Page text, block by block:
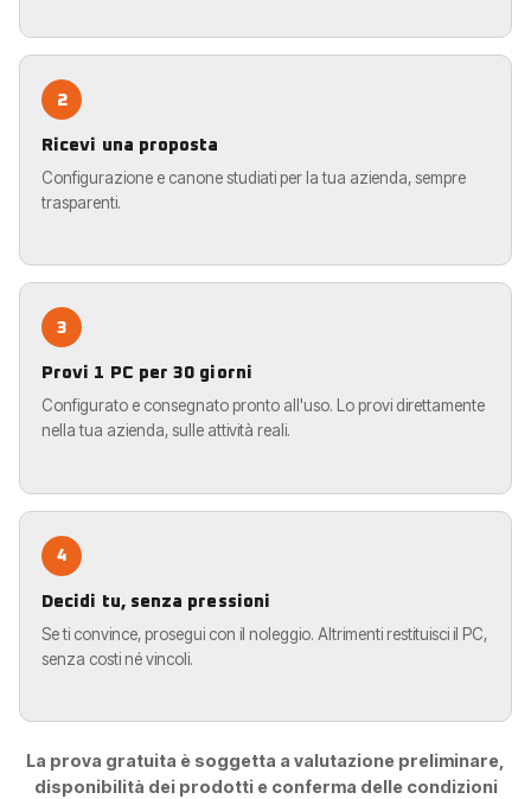
2
Ricevi una proposta
Configurazione e canone studiati per la tua azienda, sempre
trasparenti.
3
Provi 1 PC per 30 giorni
Configurato e consegnato pronto all'uso. Lo provi direttamente
nella tua azienda, sulle attività reali.
4
Decidi tu, senza pressioni
Se ti convince, prosegui con il noleggio. Altrimenti restituisci il PC,
senza costi né vincoli.
La prova gratuita è soggetta a valutazione preliminare,
disponibilità dei prodotti e conferma delle condizioni